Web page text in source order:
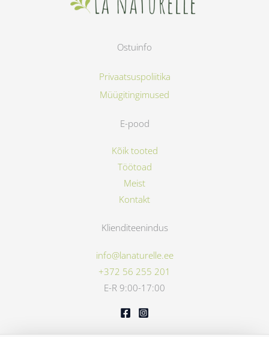
Ostuinfo
Privaatsuspoliitika
Müügitingimused
E-pood
Kõik tooted
Töötoad
Meist
Kontakt
Klienditeenindus
info@lanaturelle.ee
+372 56 255 201
E-R 9:00-17:00